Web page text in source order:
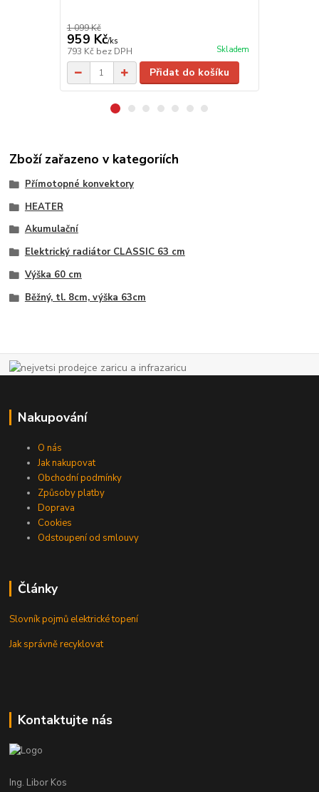
1 099 Kč
959 Kč/ks
793 Kč bez DPH Skladem
Přidat do košíku
Zboží zařazeno v kategoriích
Přímotopné konvektory
HEATER
Akumulační
Elektrický radiátor CLASSIC 63 cm
Výška 60 cm
Běžný, tl. 8cm, výška 63cm
Nakupování
O nás
Jak nakupovat
Obchodní podmínky
Způsoby platby
Doprava
Cookies
Odstoupení od smlouvy
Články
Slovník pojmů elektrické topení
Jak správně recyklovat
Kontaktujte nás
Ing. Libor Kos